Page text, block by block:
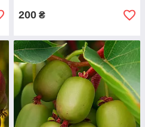
200 ₴